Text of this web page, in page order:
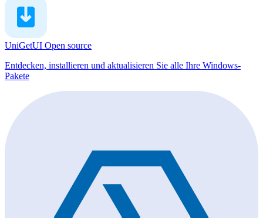
UniGetUI Open source
Entdecken, installieren und aktualisieren Sie alle Ihre Windows-
Pakete